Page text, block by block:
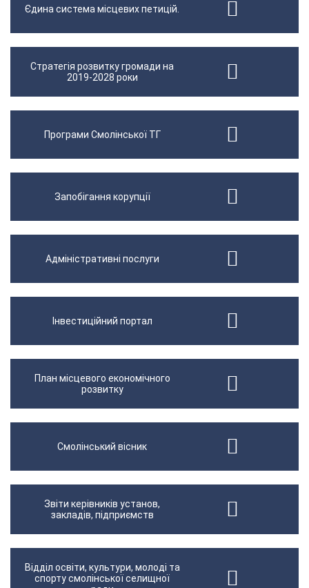
Єдина система місцевих петицій.
Стратегія розвитку громади на
2019-2028 роки
Програми Смолінської ТГ
Запобігання корупції
Адміністративні послуги
Інвестиційний портал
План місцевого економічного
розвитку
Смолінський вісник
Звіти керівників установ,
закладів, підприємств
Відділ освіти, культури, молоді та
спорту смолінської селищної